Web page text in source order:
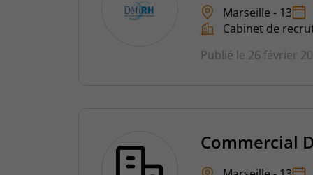
Marseille - 13
Cabinet de
Publié le 26 février
Commercial